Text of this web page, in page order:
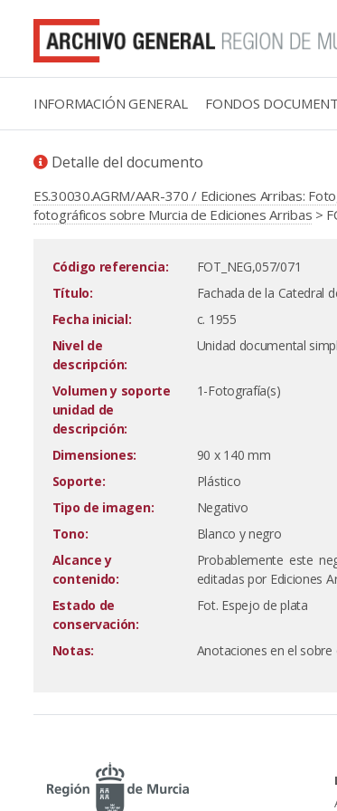
INFORMACIÓN GENERAL FONDOS
Detalle del documento
ES.30030.AGRM/AAR-370 / Ediciones Arribas:
fotográficos sobre Murcia de Ediciones Arribas >
Código referencia:
FOT_NEG,057/071
Título:
Fachada de la Catedral
Fecha inicial:
c. 1955
Nivel de
descripción:
Unidad documental
Volumen y soporte
unidad de
descripción:
1-Fotografía(s)
Dimensiones:
90 x 140 mm
Soporte:
Plástico
Tipo de imagen:
Negativo
Tono:
Blanco y negro
Alcance y
contenido:
Probablemente este
editadas por Ediciones
Estado de
conservación:
Fot. Espejo de plata
Notas: Anotaciones en el